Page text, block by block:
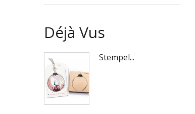
Déjà Vus
Stempel...